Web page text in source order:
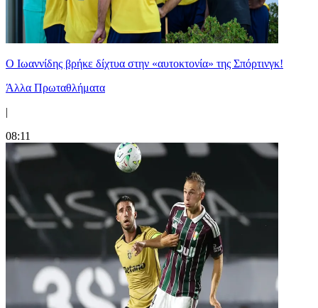
Ο Ιωαννίδης βρήκε δίχτυα στην «αυτοκτονία» της Σπόρτινγκ!
Άλλα Πρωταθλήματα
|
08:11